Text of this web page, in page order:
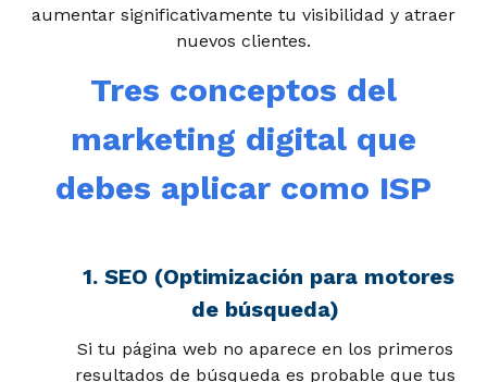
aumentar significativamente tu visibilidad y atraer
nuevos clientes.
Tres conceptos del
marketing digital que
debes aplicar como ISP
1. SEO (Optimización para motores
de búsqueda)
Si tu página web no aparece en los primeros
resultados de búsqueda es probable que tus